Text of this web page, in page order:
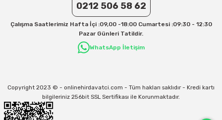
31/12/2026 Tarihine Kadar Geçerlidir
Kargo İle İlgili sorunlarınız içininfo@onlinehirdavatci.com
0212 506 58 62
Çalışma Saatlerimiz Hafta İçi :09,00 -18:00 Cumartesi :09:30 - 12:30
Pazar Günleri Tatildir.
WhatsApp İletişim
Copyright 2023 © - onlinehirdavatci.com - Tüm hakları saklıdır - Kredi kartı
bilgileriniz 256bit SSL Sertifikası ile Korunmaktadır.